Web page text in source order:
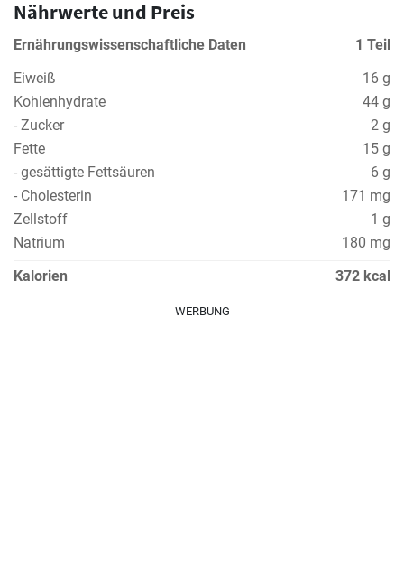
Nährwerte und Preis
Ernährungswissenschaftliche Daten
1 Teil
Eiweiß
16 g
Kohlenhydrate
44 g
- Zucker
2 g
Fette
15 g
- gesättigte Fettsäuren
6 g
- Cholesterin
171 mg
Zellstoff
1 g
Natrium
180 mg
Kalorien
372 kcal
WERBUNG